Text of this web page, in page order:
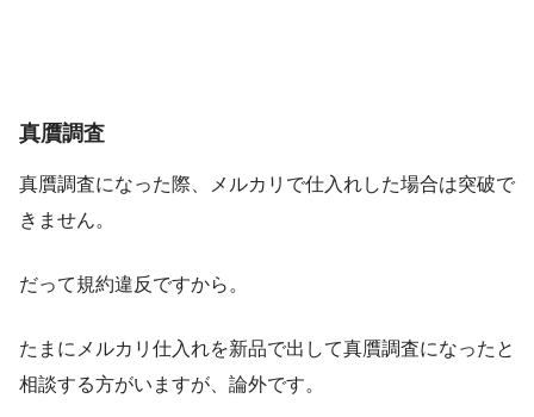
真贋調査
真贋調査になった際、メルカリで仕入れした場合は突破で
きません。
だって規約違反ですから。
たまにメルカリ仕入れを新品で出して真贋調査になったと
相談する方がいますが、論外です。